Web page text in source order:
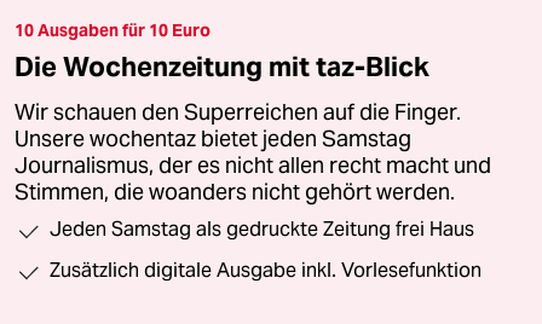
10 Ausgaben für 10 Euro
Die Wochenzeitung mit taz-Blick
Wir schauen den Superreichen auf die Finger.
Unsere wochentaz bietet jeden Samstag
Journalismus, der es nicht allen recht macht und
Stimmen, die woanders nicht gehört werden.
Jeden Samstag als gedruckte Zeitung frei Haus
Zusätzlich digitale Ausgabe inkl. Vorlesefunktion